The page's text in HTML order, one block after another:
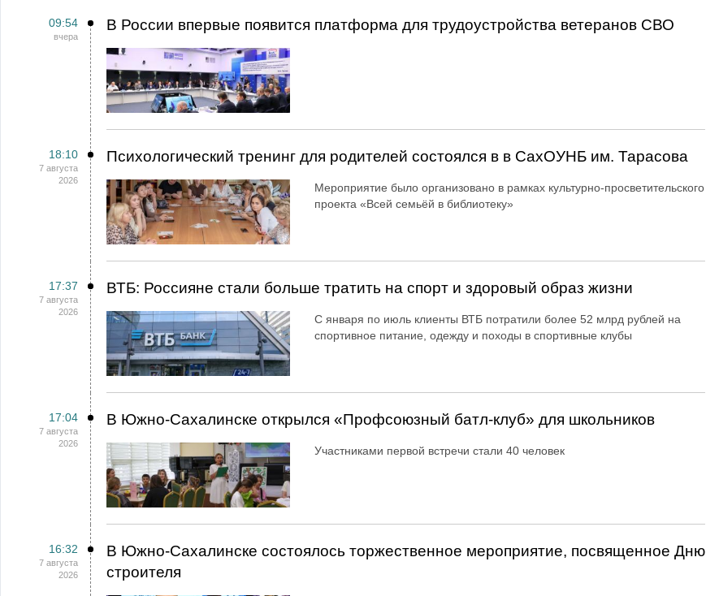
09:54
вчера
В России впервые появится платформа для трудоустройства ветеранов СВО
18:10
7 августа
2026
Психологический тренинг для родителей состоялся в в СахОУНБ им. Тарасова
Мероприятие было организовано в рамках культурно-просветительского
проекта «Всей семьёй в библиотеку»
17:37
7 августа
2026
ВТБ: Россияне стали больше тратить на спорт и здоровый образ жизни
С января по июль клиенты ВТБ потратили более 52 млрд рублей на
спортивное питание, одежду и походы в спортивные клубы
17:04
7 августа
2026
В Южно-Сахалинске открылся «Профсоюзный батл-клуб» для школьников
Участниками первой встречи стали 40 человек
16:32
7 августа
2026
В Южно-Сахалинске состоялось торжественное мероприятие, посвященное Дню
строителя